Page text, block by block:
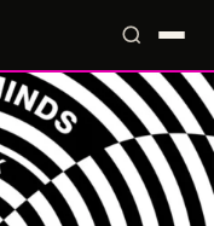
📍 Locales 📰 Radar